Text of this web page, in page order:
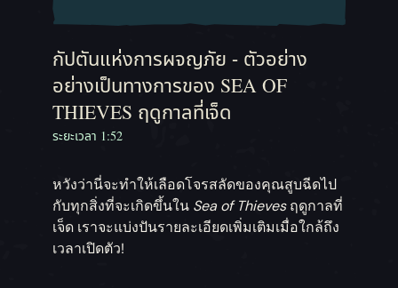
กัปตันแห่งการผจญภัย - ตัวอย่าง
อย่างเป็นทางการของ SEA OF
THIEVES ฤดูกาลที่เจ็ด
ระยะเวลา 1:52
หวังว่านี่จะทำให้เลือดโจรสลัดของคุณสูบฉีดไป
กับทุกสิ่งที่จะเกิดขึ้นใน Sea of Thievesฤดูกาลที่
เจ็ด เราจะแบ่งปันรายละเอียดเพิ่มเติมเมื่อใกล้ถึง
เวลาเปิดตัว!